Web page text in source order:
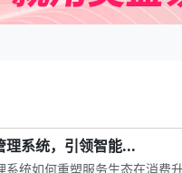
理系统，引领智能...
统如何重塑服务生态在消费